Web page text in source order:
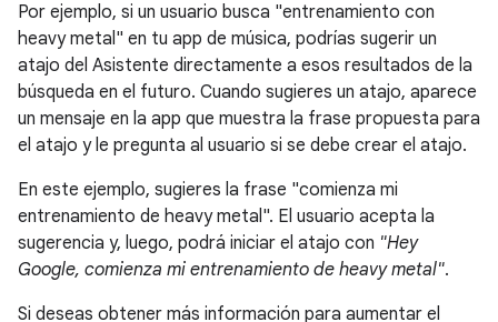
Por ejemplo, si un usuario busca "entrenamiento con
heavy metal" en tu app de música, podrías sugerir un
atajo del Asistente directamente a esos resultados de la
búsqueda en el futuro. Cuando sugieres un atajo, aparece
un mensaje en la app que muestra la frase propuesta para
el atajo y le pregunta al usuario si se debe crear el atajo.
En este ejemplo, sugieres la frase "comienza mi
entrenamiento de heavy metal". El usuario acepta la
sugerencia y, luego, podrá iniciar el atajo con "Hey
Google, comienza mi entrenamiento de heavy metal".
Si deseas obtener más información para aumentar el